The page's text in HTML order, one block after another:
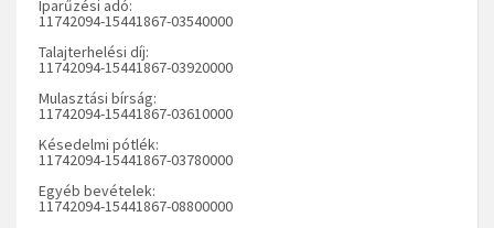
Iparűzési adó:
11742094-15441867-03540000
Talajterhelési díj:
11742094-15441867-03920000
Mulasztási bírság:
11742094-15441867-03610000
Késedelmi pótlék:
11742094-15441867-03780000
Egyéb bevételek:
11742094-15441867-08800000